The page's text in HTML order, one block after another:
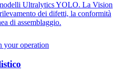
Ultralytics YOLO. La Vision
dei difetti, la conformità
di assemblaggio.